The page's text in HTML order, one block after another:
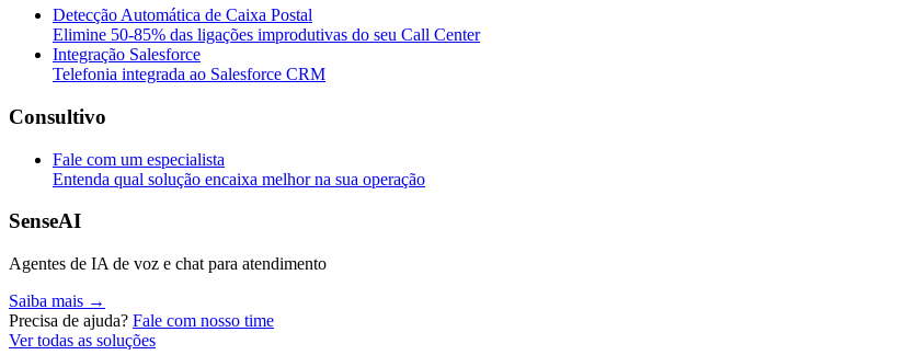
Detecção Automática de Caixa Postal
Elimine 50-85% das ligações improdutivas do seu Call Center
Integração Salesforce
Telefonia integrada ao Salesforce CRM
Consultivo
Fale com um especialista
Entenda qual solução encaixa melhor na sua operação
SenseAI
Agentes de IA de voz e chat para atendimento
Saiba mais →
Precisa de ajuda? Fale com nosso time
Ver todas as soluções